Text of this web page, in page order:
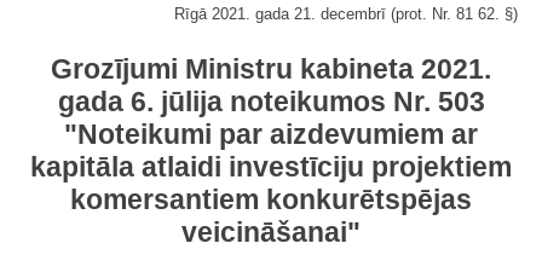
Rīgā 2021. gada 21. decembrī (prot. Nr. 81 62. §)
Grozījumi Ministru kabineta 2021.
gada 6. jūlija noteikumos Nr. 503
"Noteikumi par aizdevumiem ar
kapitāla atlaidi investīciju projektiem
komersantiem konkurētspējas
veicināšanai"